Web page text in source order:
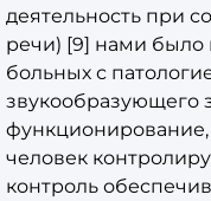
деятельность при
речи) [9] нами было
больных с
звукообразующего
функционирование,
человек
контроль